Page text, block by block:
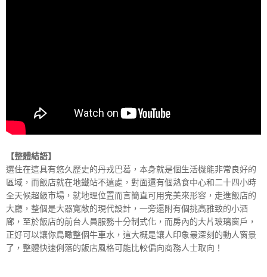
【整體結語】
選住在這具有悠久歷史的丹戎巴葛，本身就是個生活機能非常良好的
區域，而飯店就在地鐵站不遠處，對面還有個熟食中心和二十四小時
全天候超級市場，就地理位置而言簡直可用完美來形容，走進飯店的
大廳，整個是大器寬敞的現代設計，一旁還附有個挑高雅致的小酒
廊，至於飯店的前台人員服務十分制式化，而房內的大片玻璃窗戶，
正好可以讓你鳥瞰整個牛車水，這大概是讓人印象最深刻的動人窗景
了，整體快速俐落的飯店風格可能比較偏向商務人士取向！